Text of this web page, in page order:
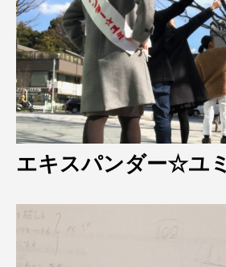
エキスパンダー☆ユミ